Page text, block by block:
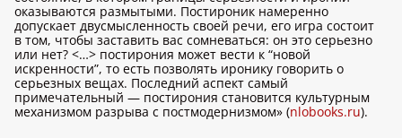
оказываются размытыми. Постироник намеренно
допускает двусмысленность своей речи, его игра состоит
в том, чтобы заставить вас сомневаться: он это серьезно
или нет? <…> постирония может вести к “новой
искренности”, то есть позволять иронику говорить о
серьезных вещах. Последний аспект самый
примечательный — постирония становится культурным
механизмом разрыва с постмодернизмом» (nlobooks.ru).